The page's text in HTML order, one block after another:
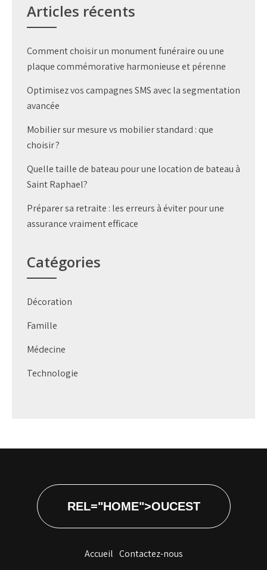
Articles récents
Comment choisir un monument funéraire ou une
plaque commémorative harmonieuse et pérenne
Optimisez vos campagnes SMS avec la segmentation
avancée
Mobilier sur mesure vs mobilier standard : que
choisir ?
Quelle taille de bateau pour une location de bateau à
Saint Raphael?
Préparer sa retraite : les erreurs à éviter pour une
assurance vraiment efficace
Catégories
Décoration
Famille
Médecine
Technologie
REL="HOME">OUCEST
Accueil Contactez-nous